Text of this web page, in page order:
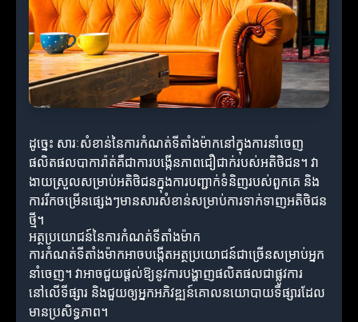
ដូច្នេះ សារៈសំខាន់នៃការកំណត់ទីតាំងម៉ាកនៅក្នុងការនាំចេញ
ផលិតផលបាការ៉ាត់គឺជាការបង្កើនភាពជឿជាក់របស់អតិថិជន។ វា
ងាយស្រួលសម្រាប់អតិថិជនក្នុងការបញ្ជាក់ទំនិញរបស់ពួកគេ និង
ការរីកចម្រើនផ្សេងៗមានសារសំខាន់សម្រាប់ការទាក់ទាញអតិថិជន
ថ្មី។
អត្ថប្រយោជន៍នៃការកំណត់ទីតាំងម៉ាក
ការកំណត់ទីតាំងម៉ាកអាចបង្កើតអត្ថប្រយោជន៍ជាច្រើនសម្រាប់អ្នក
នាំចេញ។ វាអាចជួយផ្ដល់ឱ្យនូវការបង្ហាញផលិតផលជាផ្លូវការ
នៅលើទីផ្សារ និងជួយឲ្យអ្នកអភិវឌ្ឍន៍គោលនយោបាយទីផ្សារដែល
មានប្រសិទ្ធភាព។